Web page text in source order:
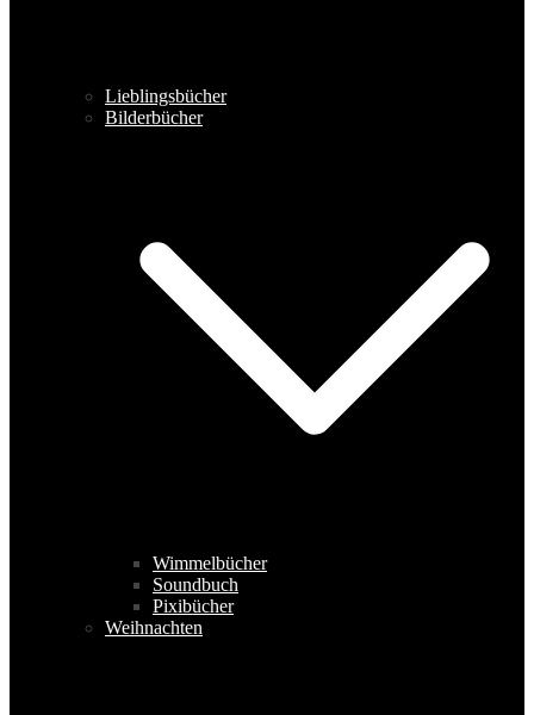
Lieblingsbücher
Bilderbücher
Wimmelbücher
Soundbuch
Pixibücher
Weihnachten